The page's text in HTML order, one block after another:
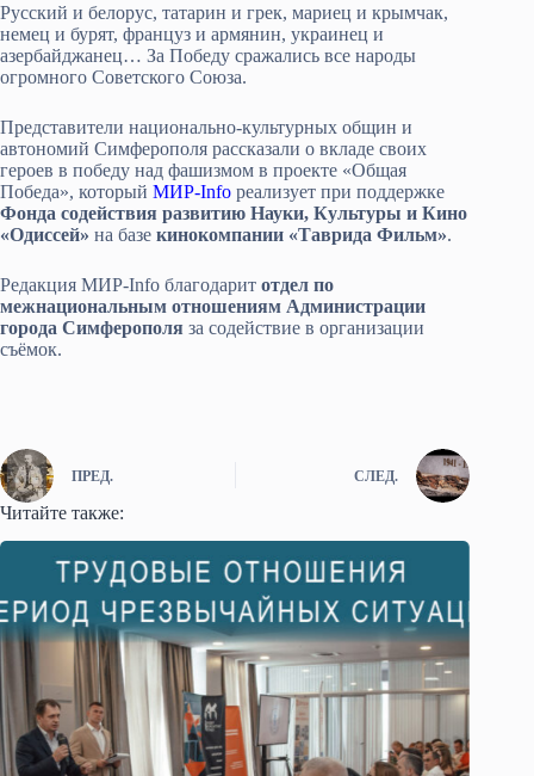
Русский и белорус, татарин и грек, мариец и крымчак,
немец и бурят, француз и армянин, украинец и
азербайджанец… За Победу сражались все народы
огромного Советского Союза.
Представители национально-культурных общин и
автономий Симферополя рассказали о вкладе своих
героев в победу над фашизмом в проекте «Общая
Победа», который МИР-Info реализует при поддержке
Фонда содействия развитию Науки, Культуры и Кино
«Одиссей» на базе кинокомпании «Таврида Фильм».
Редакция МИР-Info благодарит отдел по
межнациональным отношениям Администрации
города Симферополя за содействие в организации
съёмок.
ПРЕД. СЛЕД.
Читайте также: